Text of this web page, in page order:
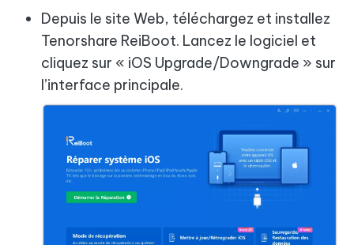
Depuis le site Web, téléchargez et installez
Tenorshare ReiBoot. Lancez le logiciel et
cliquez sur « iOS Upgrade/Downgrade » sur
l’interface principale.